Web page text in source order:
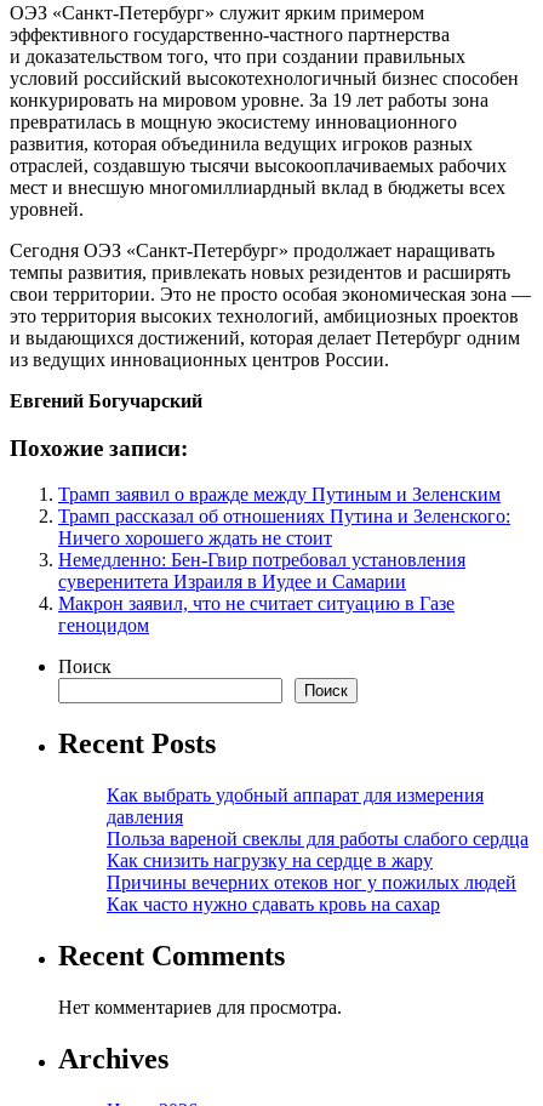
ОЭЗ «Санкт-Петербург» служит ярким примером
эффективного государственно-частного партнерства
и доказательством того, что при создании правильных
условий российский высокотехнологичный бизнес способен
конкурировать на мировом уровне. За 19 лет работы зона
превратилась в мощную экосистему инновационного
развития, которая объединила ведущих игроков разных
отраслей, создавшую тысячи высокооплачиваемых рабочих
мест и внесшую многомиллиардный вклад в бюджеты всех
уровней.
Сегодня ОЭЗ «Санкт-Петербург» продолжает наращивать
темпы развития, привлекать новых резидентов и расширять
свои территории. Это не просто особая экономическая зона —
это территория высоких технологий, амбициозных проектов
и выдающихся достижений, которая делает Петербург одним
из ведущих инновационных центров России.
Евгений Богучарский
Похожие записи:
Трамп заявил о вражде между Путиным и Зеленским
Трамп рассказал об отношениях Путина и Зеленского:
Ничего хорошего ждать не стоит
Немедленно: Бен-Гвир потребовал установления
суверенитета Израиля в Иудее и Самарии
Макрон заявил, что не считает ситуацию в Газе
геноцидом
Поиск
Поиск
Recent Posts
Как выбрать удобный аппарат для измерения
давления
Польза вареной свеклы для работы слабого сердца
Как снизить нагрузку на сердце в жару
Причины вечерних отеков ног у пожилых людей
Как часто нужно сдавать кровь на сахар
Recent Comments
Нет комментариев для просмотра.
Archives